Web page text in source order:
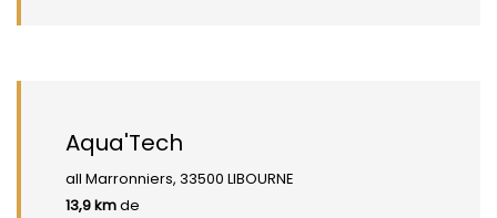
Aqua'Tech
all Marronniers, 33500 LIBOURNE
13,9 kmde